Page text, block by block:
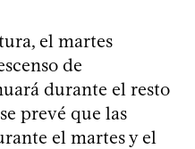
el martes
de
durante el resto
prevé que las
el martes y el